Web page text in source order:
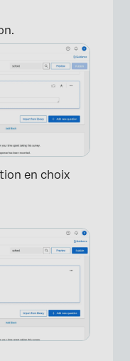
en choix